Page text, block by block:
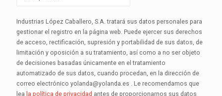
Industrias López Caballero, S.A. tratará sus datos personales para
gestionar el registro en la página web. Puede ejercer sus derechos
de acceso, rectificación, supresión y portabilidad de sus datos, de
limitación y oposición a su tratamiento, así como a no ser objeto
de decisiones basadas únicamente en el tratamiento
automatizado de sus datos, cuando procedan, en la dirección de
correo electrónico yolanda@yolanda.es . Le recomendamos que
lea la política de privacidad antes de proporcionarnos sus datos